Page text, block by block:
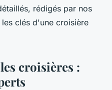
rédigés par nos
clés d'une croisière
croisières :